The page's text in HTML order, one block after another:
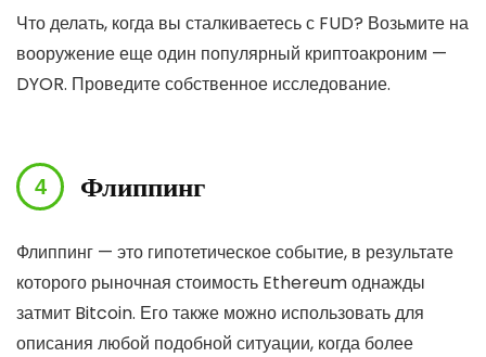
Что делать, когда вы сталкиваетесь с FUD? Возьмите на
вооружение еще один популярный криптоакроним —
DYOR. Проведите собственное исследование.
Флиппинг
Флиппинг — это гипотетическое событие, в результате
которого рыночная стоимость Ethereum однажды
затмит Bitcoin. Его также можно использовать для
описания любой подобной ситуации, когда более